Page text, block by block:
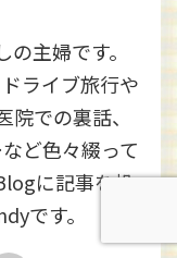
主婦です。
ライブ旅行や
での裏話、
ど色々綴って
に記事を投
です。